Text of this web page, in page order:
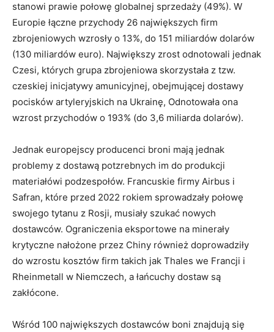
stanowi prawie połowę globalnej sprzedaży (49%). W
Europie łączne przychody 26 największych firm
zbrojeniowych wzrosły o 13%, do 151 miliardów dolarów
(130 miliardów euro). Największy zrost odnotowali jednak
Czesi, których grupa zbrojeniowa skorzystała z tzw.
czeskiej inicjatywy amunicyjnej, obejmującej dostawy
pocisków artyleryjskich na Ukrainę, Odnotowała ona
wzrost przychodów o 193% (do 3,6 miliarda dolarów).
Jednak europejscy producenci broni mają jednak
problemy z dostawą potzrebnych im do produkcji
materiałówi podzespołów. Francuskie firmy Airbus i
Safran, które przed 2022 rokiem sprowadzały połowę
swojego tytanu z Rosji, musiały szukać nowych
dostawców. Ograniczenia eksportowe na minerały
krytyczne nałożone przez Chiny również doprowadziły
do ​​wzrostu kosztów firm takich jak Thales we Francji i
Rheinmetall w Niemczech, a łańcuchy dostaw są
zakłócone.
Wśród 100 największych dostawców boni znajdują się